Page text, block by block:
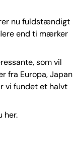
nu fuldstændigt
end ti mærker
som vil
fra Europa, Japan
vi fundet et halvt
her.